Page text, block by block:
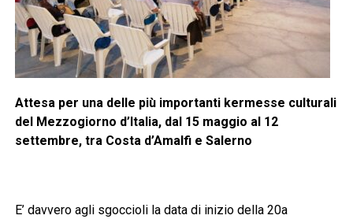
Attesa per una delle più importanti kermesse culturali
del Mezzogiorno d’Italia, dal 15 maggio al 12
settembre, tra Costa d’Amalfi e Salerno
E’ davvero agli sgoccioli la data di inizio della 20a